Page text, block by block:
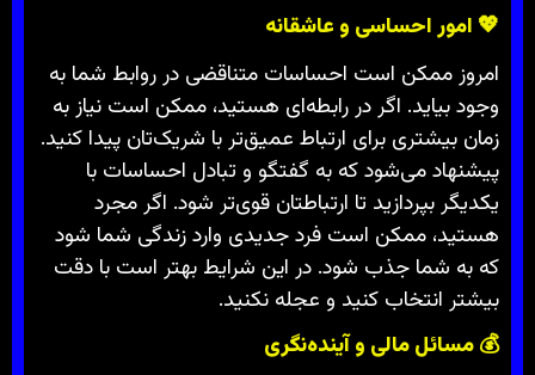
💖 امور احساسی و عاشقانه
امروز ممکن است احساسات متناقضی در روابط شما به
وجود بیاید. اگر در رابطه‌ای هستید، ممکن است نیاز به
زمان بیشتری برای ارتباط عمیق‌تر با شریک‌تان پیدا کنید.
پیشنهاد می‌شود که به گفتگو و تبادل احساسات با
یکدیگر بپردازید تا ارتباطتان قوی‌تر شود. اگر مجرد
هستید، ممکن است فرد جدیدی وارد زندگی شما شود
که به شما جذب شود. در این شرایط بهتر است با دقت
بیشتر انتخاب کنید و عجله نکنید.
💰مسائل مالی و آینده‌نگری